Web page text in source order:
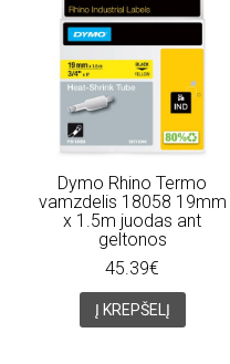
Dymo Rhino Termo
vamzdelis 18058 19mm
x 1.5m juodas ant
geltonos
45.39€
Į KREPŠELĮ